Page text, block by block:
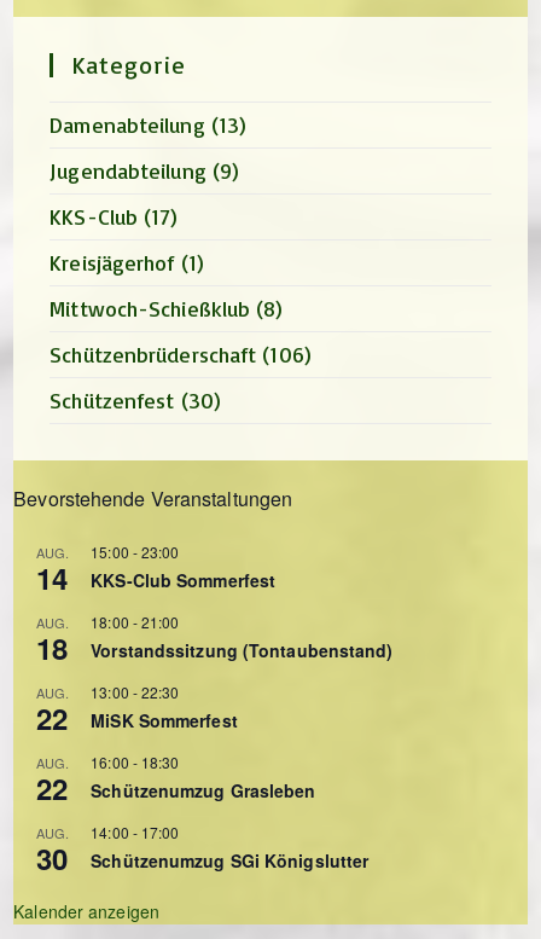
Kategorie
Damenabteilung (13)
Jugendabteilung (9)
KKS-Club (17)
Kreisjägerhof (1)
Mittwoch-Schießklub (8)
Schützenbrüderschaft (106)
Schützenfest (30)
Bevorstehende Veranstaltungen
AUG.
14
15:00 -23:00
KKS-Club Sommerfest
AUG.
18
18:00 -21:00
Vorstandssitzung (Tontaubenstand)
AUG.
22
13:00 -22:30
MiSK Sommerfest
AUG.
22
16:00 - 18:30
Schützenumzug Grasleben
AUG.
30
14:00 - 17:00
Schützenumzug SGi Königslutter
Kalender anzeigen